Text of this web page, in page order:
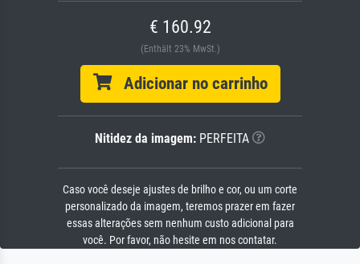
€ 160.92
(Enthält 23% MwSt.)
Adicionar no carrinho
Nitidez da imagem: PERFEITA
Caso você deseje ajustes de brilho e cor, ou um corte
personalizado da imagem, teremos prazer em fazer
essas alterações sem nenhum custo adicional para
você. Por favor, não hesite em nos contatar.